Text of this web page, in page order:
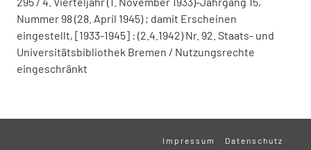
Nummer 98 (28. April 1945) ; damit Erscheinen
eingestellt, [1933-1945] : (2.4.1942) Nr. 92. Staats- und
Universitätsbibliothek Bremen / Nutzungsrechte
eingeschränkt
Impressum Datenschutz